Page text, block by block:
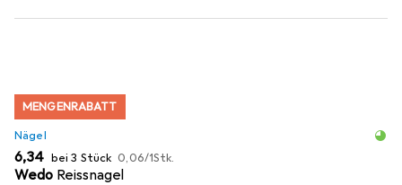
MENGENRABATT
Nägel
EUR
6,34 bei 3 Stück EUR
0,06/1Stk.
Wedo Reissnagel